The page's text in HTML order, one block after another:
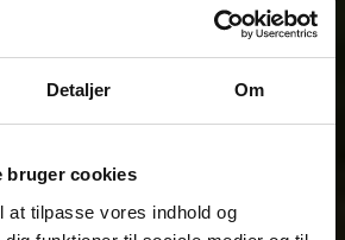
Detaljer Om
bruger cookies
at tilpasse vores indhold og